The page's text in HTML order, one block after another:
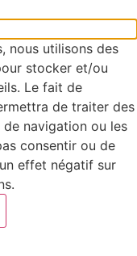
nous utilisons des
stocker et/ou
Le fait de
de traiter des
navigation ou les
consentir ou de
effet négatif sur